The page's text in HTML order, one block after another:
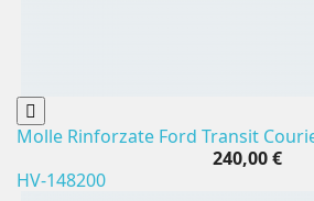
Molle Rinforzate Ford Transit
240,00 €
HV-148200